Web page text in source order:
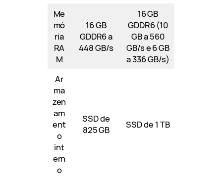
Me
mó
ria
RA
M
16 GB
GDDR6 a
448 GB/s
16 GB
GDDR6 (10
GB a 560
GB/s e 6 GB
a 336 GB/s)
Ar
ma
zen
am
ent
o
int
ern
o
SSD de
825 GB
SSD de 1 TB